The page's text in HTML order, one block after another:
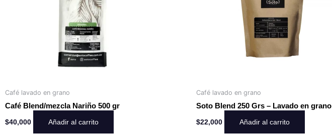
Café lavado en grano
Café Blend/mezcla Nariño 500 gr
$40,000 Añadir al carrito
Café lavado en grano
Soto Blend 250 Grs – Lavado en grano
$22,000 Añadir al carrito